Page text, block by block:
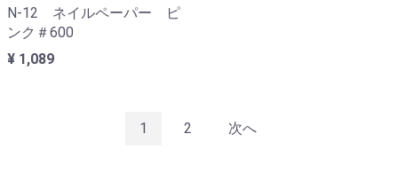
N-12 ネイルペーパー ピ
ンク＃600
¥ 1,089
1 2 次へ